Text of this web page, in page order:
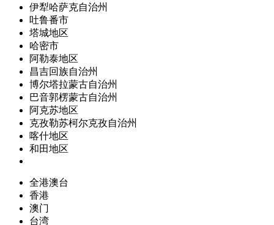
伊犁哈萨克自治州
吐鲁番市
塔城地区
哈密市
阿勒泰地区
昌吉回族自治州
博尔塔拉蒙古自治州
巴音郭楞蒙古自治州
阿克苏地区
克孜勒苏柯尔克孜自治州
喀什地区
和田地区
全港澳台
香港
澳门
台湾